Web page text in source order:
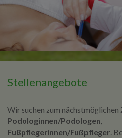
Stellenangebote
Wir suchen zum
Podologinnen/Podologen,
Fußpflegerinnen/Fußpfleger.